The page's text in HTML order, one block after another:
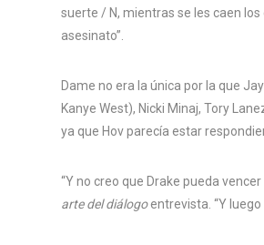
suerte / N, mientras se les caen
asesinato”.
Dame no era la única por la que
Kanye West), Nicki Minaj, Tory
ya que Hov parecía estar
“Y no creo que Drake pueda
arte del diálogoentrevista. “Y luego